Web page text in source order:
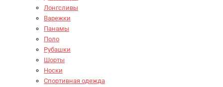
Лонгсливы
Варежки
Панамы
Поло
Рубашки
Шорты
Носки
Спортивная одежда